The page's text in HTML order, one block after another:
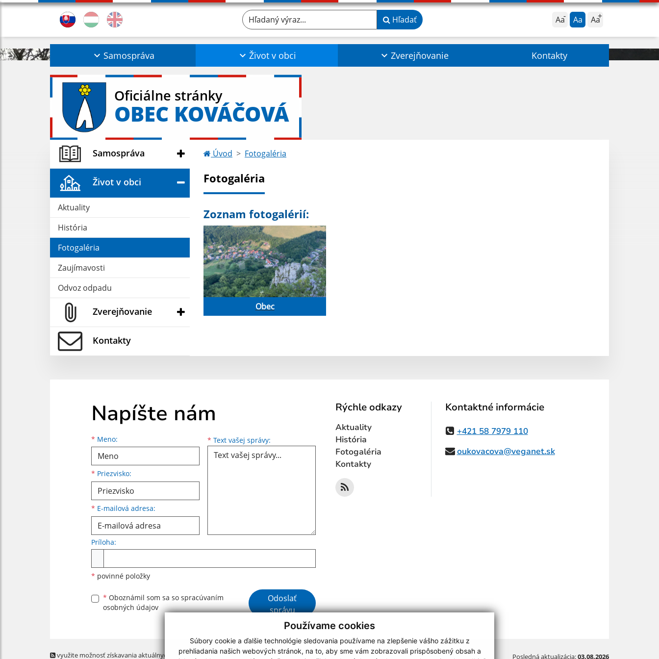
Používame cookies
Súbory cookie a ďalšie technológie sledovania používame na zlepšenie vášho zážitku z
prehliadania našich webových stránok, na to, aby sme vám zobrazovali prispôsobený obsah a
Aa Aa Aa
Hľadaný výraz... Hľadať
Samospráva Život v obci Zverejňovanie Kontakty
Oficiálne stránky
OBEC KOVÁČOVÁ
Samospráva
Život v obci
Aktuality
História
Fotogaléria
Zaujímavosti
Odvoz odpadu
Zverejňovanie
Kontakty
Úvod Fotogaléria
Fotogaléria
Zoznam fotogalérií:
Obec
Napíšte nám
* Meno:
Meno
* Priezvisko:
Priezvisko
* E-mailová adresa:
E-mailová adresa * Text vašej správy: Text vašej správy...
Príloha:
* povinné položky
* Oboznámil som sa so spracúvaním
osobných údajov
Google reCaptcha Response
Odoslať
správu
Rýchle odkazy
Aktuality
História
Fotogaléria
Kontakty
Kontaktné informácie
+421 58 7979 110
oukovacova@veganet.sk
využite možnosť získavania aktuálnych informácií s Posledná aktualizácia:03.08.2026